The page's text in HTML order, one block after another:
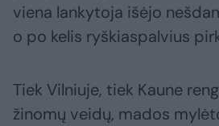
viena lankytoja išėjo
o po kelis ryškiaspalvius
Tiek Vilniuje, tiek Kaune
žinomų veidų, mados